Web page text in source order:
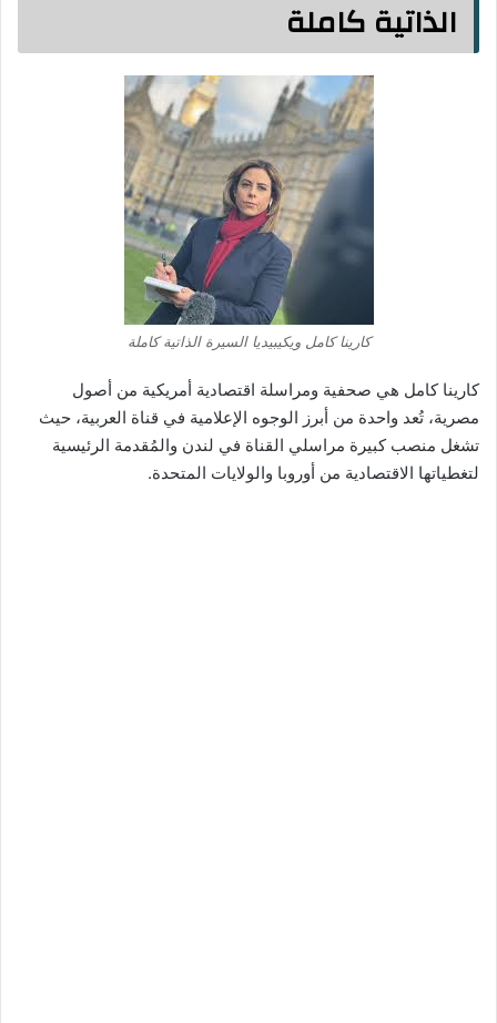
الذاتية كاملة
كارينا كامل ويكيبيديا السيرة الذاتية كاملة
كارينا كامل هي صحفية ومراسلة اقتصادية أمريكية من أصول
مصرية، تُعد واحدة من أبرز الوجوه الإعلامية في قناة العربية، حيث
تشغل منصب كبيرة مراسلي القناة في لندن والمُقدمة الرئيسية
لتغطياتها الاقتصادية من أوروبا والولايات المتحدة.